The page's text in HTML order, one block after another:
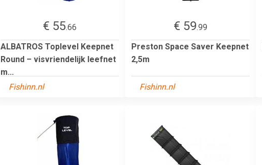
€ 55.66
ALBATROS Toplevel Keepnet
Round – visvriendelijk leefnet
m...
Fishinn.nl
€ 59.99
Preston Space Saver Keepnet
2,5m
Fishinn.nl